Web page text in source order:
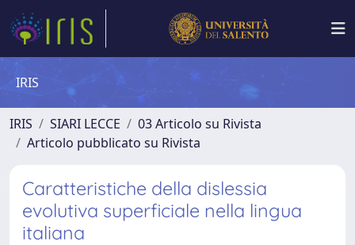
IRIS
IRIS SIARI LECCE
03 Articolo su Rivista
Articolo pubblicato su Rivista
Caratteristiche della dislessia
evolutiva superficiale nella lingua
italiana